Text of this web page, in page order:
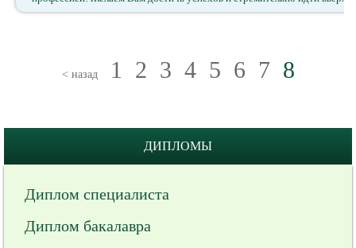
< назад 1 2 3 4 5 6 7 8
ДИПЛОМЫ
Диплом специалиста
Диплом бакалавра